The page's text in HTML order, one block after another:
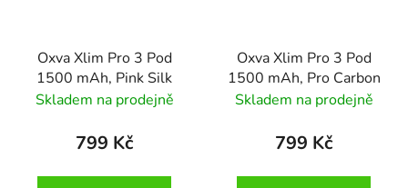
Oxva Xlim Pro 3 Pod
1500 mAh, Pink Silk
Skladem na prodejně
799 Kč
Oxva Xlim Pro 3 Pod
1500 mAh, Pro Carbon
Skladem na prodejně
799 Kč